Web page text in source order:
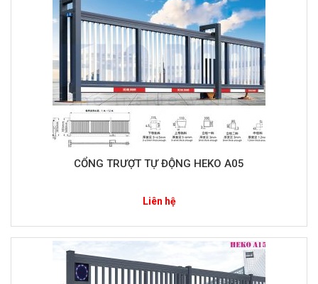
CỔNG TRƯỢT TỰ ĐỘNG HEKO A05
Liên hệ